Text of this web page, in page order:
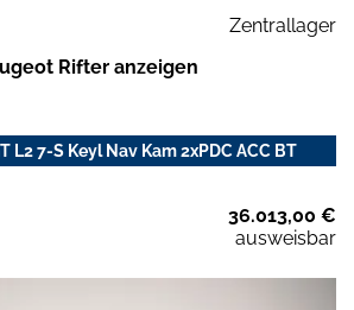
Zentrallager
Rifter anzeigen
L2 7-S Keyl Nav Kam 2xPDC ACC BT
36.013,00 €
ausweisbar